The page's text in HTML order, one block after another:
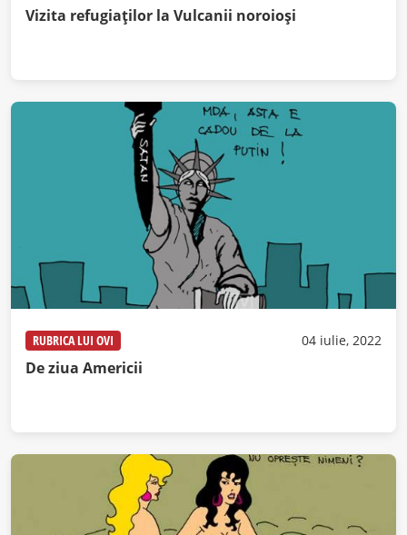
Vizita refugiaților la Vulcanii noroioși
RUBRICA LUI OVI 04 iulie, 2022
De ziua Americii